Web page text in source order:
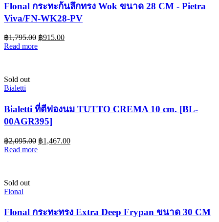
Flonal กระทะก้นลึกทรง Wok ขนาด 28 CM - Pietra
Viva/FN-WK28-PV
฿1,795.00 ฿915.00
Read more
Sold out
Bialetti
Bialetti ที่ตีฟองนม TUTTO CREMA 10 cm. [BL-
00AGR395]
฿2,095.00 ฿1,467.00
Read more
Sold out
Flonal
Flonal กระทะทรง Extra Deep Frypan ขนาด 30 CM